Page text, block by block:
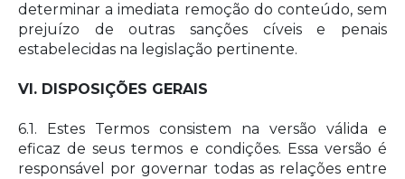
determinar a imediata remoção do conteúdo, sem
prejuízo de outras sanções cíveis e penais
estabelecidas na legislação pertinente.
VI. DISPOSIÇÕES GERAIS
6.1. Estes Termos consistem na versão válida e
eficaz de seus termos e condições. Essa versão é
responsável por governar todas as relações entre